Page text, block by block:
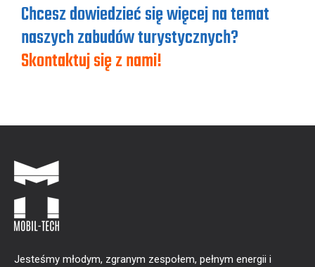
Chcesz dowiedzieć się więcej na temat
naszych zabudów turystycznych?
Skontaktuj się z nami!
Jesteśmy młodym, zgranym zespołem, pełnym energii i